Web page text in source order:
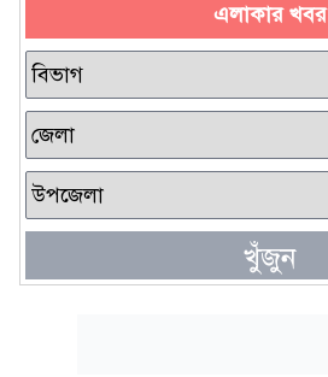
এলাকার খবর
খুঁজুন